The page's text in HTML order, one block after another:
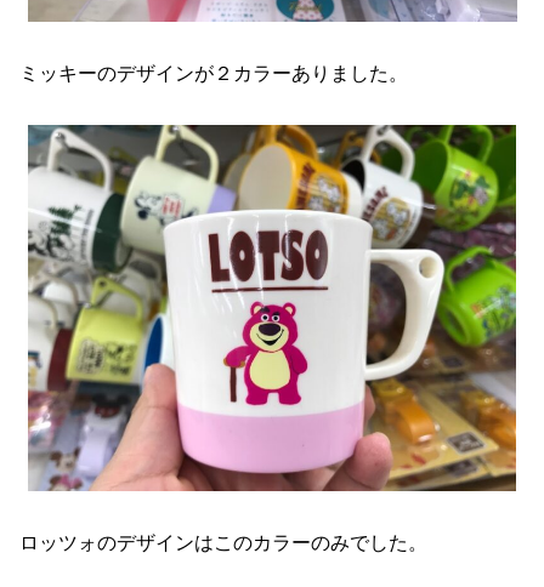
ミッキーのデザインが２カラーありました。
ロッツォのデザインはこのカラーのみでした。